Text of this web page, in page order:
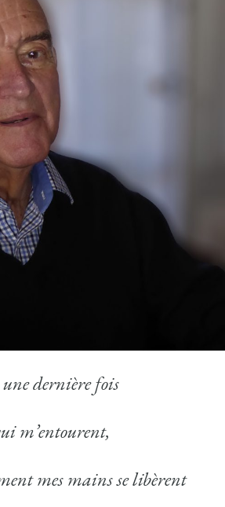
dernière fois
m’entourent,
mes mains se libèrent